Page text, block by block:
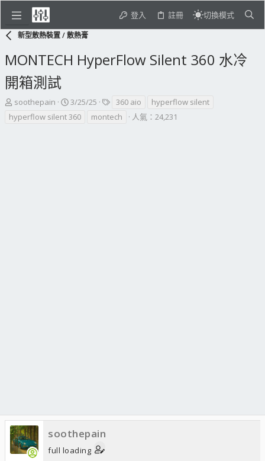
登入 註冊 切換模式
新型散熱裝置 / 散熱膏
MONTECH HyperFlow Silent 360 水冷
開箱測試
主
發
soothepain
開
始
3/25/25
標
籤
360 aio
hyperflow silent
hyperflow silent 360
montech 人氣：24,231
soothepain
full loading